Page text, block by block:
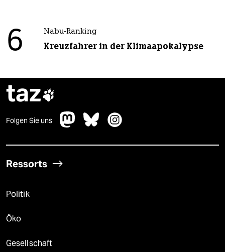
6 Nabu-Ranking
Kreuzfahrer in der Klimaapokalypse
taz
Folgen Sie uns
Ressorts
Politik
Öko
Gesellschaft